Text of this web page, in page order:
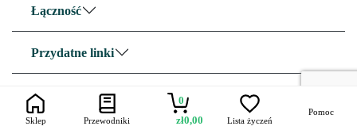
Łączność
Przydatne linki
O nas
Sklep Przewodniki
0
zł0,00 Lista życzeń
Pomoc